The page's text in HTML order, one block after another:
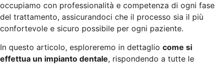
occupiamo con professionalità e competenza di ogni fase
del trattamento, assicurandoci che il processo sia il più
confortevole e sicuro possibile per ogni paziente.
In questo articolo, esploreremo in dettaglio come si
effettua un impianto dentale, rispondendo a tutte le